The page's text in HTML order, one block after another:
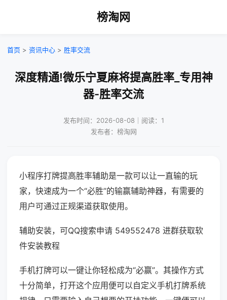
榜淘网
首页 > 资讯中心 > 胜率交流
深度精通!微乐宁夏麻将提高胜率_专用神
器-胜率交流
发布时间：2026-08-08｜阅读：1
发布者：榜淘网
小程序打牌提高胜率辅助是一款可以让一直输的玩
家，快速成为一个“必胜”的输赢辅助神器，有需要的
用户可通过正规渠道获取使用。
辅助安装，可QQ搜索申请 549552478 进群获取软
件安装教程
手机打牌可以一键让你轻松成为“必赢”。其操作方式
十分简单，打开这个应用便可以自定义手机打牌系统